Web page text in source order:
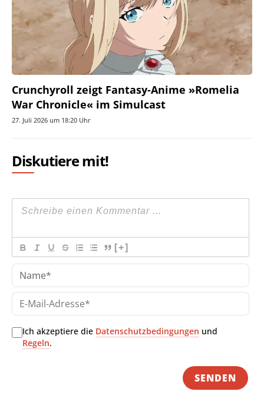
Crunchyroll zeigt Fantasy-Anime »Romelia
War Chronicle« im Simulcast
27. Juli 2026 um 18:20 Uhr
Diskutiere mit!
[+]
E-
Ich akzeptiere die Datenschutzbedingungen und
Regeln.